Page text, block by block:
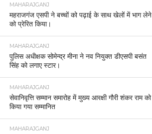
MAHARAJGANJ
महराजगंज एसपी ने बच्चों को पढ़ाई के साथ खेलों में भाग लेने
को प्रेरित किया।
MAHARAJGANJ
पुलिस अधीक्षक सोमेन्द्र मीना ने नव नियुक्त डीएसपी बसंत
सिंह को लगाए स्टार।
MAHARAJGANJ
सेवानिवृत्ति सम्मान समारोह में मुख्य आरक्षी गौरी शंकर राम को
किया गया सम्मानित
MAHARAJGANJ